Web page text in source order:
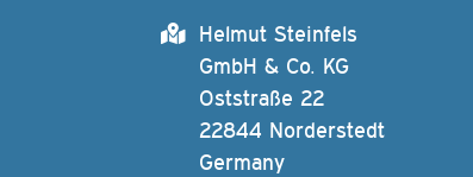
Helmut Steinfels
GmbH & Co. KG
Oststraße 22
22844 Norderstedt
Germany